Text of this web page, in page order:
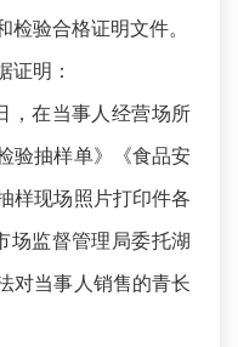
验合格证明文件。
明：
在当事人经营场所
验抽样单》《食品安
样现场照片打印件各
场监督管理局委托湖
对当事人销售的青长